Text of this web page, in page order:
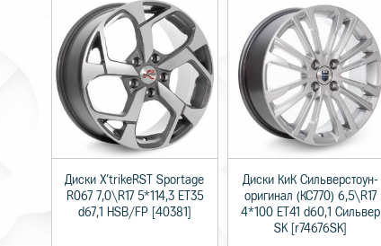
Диски X'trikeRST Sportage
R067 7,0\R17 5*114,3 ET35
d67,1 HSB/FP [40381]
Диски КиК Сильверстоун-
оригинал (КС770) 6,5\R17
4*100 ET41 d60,1 Сильвер
SK [r74676SK]